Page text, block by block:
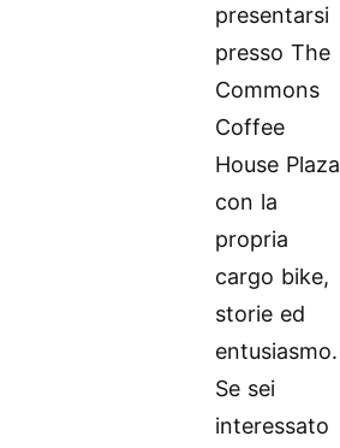
presentarsi
presso The
Commons
Coffee
House Plaza
con la
propria
cargo bike,
storie ed
entusiasmo.
Se sei
interessato